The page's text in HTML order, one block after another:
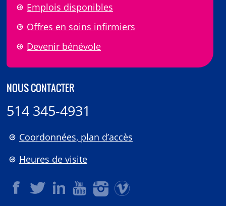
Emplois disponibles
Offres en soins infirmiers
Devenir bénévole
NOUS CONTACTER
514 345-4931
Coordonnées, plan d’accès
Heures de visite